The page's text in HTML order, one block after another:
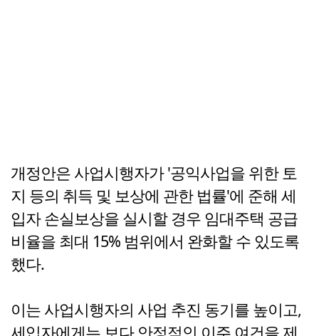
개정안은 사업시행자가 '공익사업을 위한 토
지 등의 취득 및 보상에 관한 법률'에 준해 세
입자 손실보상을 실시할 경우 임대주택 공급
비율을 최대 15% 범위에서 완화할 수 있도록
했다.
이는 사업시행자의 사업 추진 동기를 높이고,